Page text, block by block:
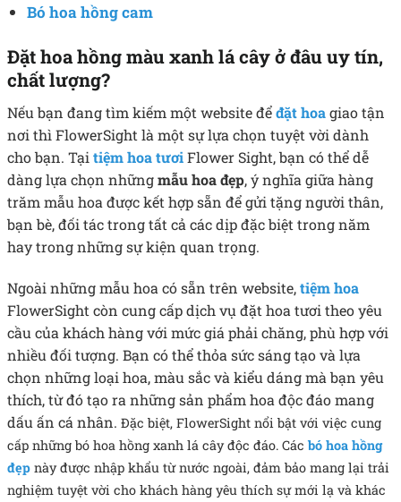
Bó hoa hồng cam
Đặt hoa hồng màu xanh lá cây ở đâu uy tín,
chất lượng?
Nếu bạn đang tìm kiếm một website đểđặt hoagiao tận
nơi thì FlowerSight là một sự lựa chọn tuyệt vời dành
cho bạn. Tại tiệm hoa tươiFlower Sight, bạn có thể dễ
dàng lựa chọn nhữngmẫu hoa đẹp, ý nghĩa giữa hàng
trăm mẫu hoa được kết hợp sẵn để gửi tặng người thân,
bạn bè, đối tác trong tất cả các dịp đặc biệt trong năm
hay trong những sự kiện quan trọng.
Ngoài những mẫu hoa có sẵn trên website,tiệm hoa
FlowerSight còn cung cấp dịch vụ đặt hoa tươi theo yêu
cầu của khách hàng với mức giá phải chăng, phù hợp với
nhiều đối tượng. Bạn có thể thỏa sức sáng tạo và lựa
chọn những loại hoa, màu sắc và kiểu dáng mà bạn yêu
thích, từ đó tạo ra những sản phẩm hoa độc đáo mang
dấu ấn cá nhân. Đặc biệt, FlowerSight nổi bật với việc cung
cấp những bó hoa hồng xanh lá cây độc đáo. Cácbó hoa hồng
đẹp này được nhập khẩu từ nước ngoài, đảm bảo mang lại trải
nghiệm tuyệt vời cho khách hàng yêu thích sự mới lạ và khác